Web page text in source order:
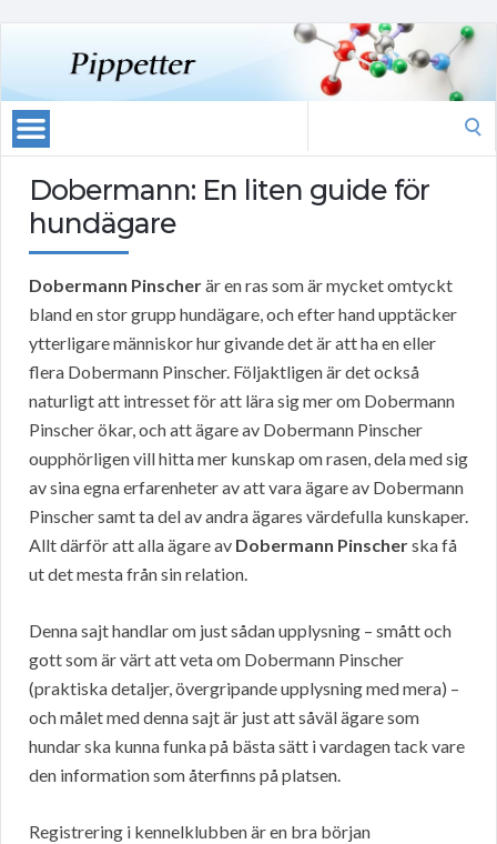
Dobermann: En liten guide för
hundägare
Dobermann Pinscherär en ras som är mycket omtyckt
bland en stor grupp hundägare, och efter hand upptäcker
ytterligare människor hur givande det är att ha en eller
flera Dobermann Pinscher. Följaktligen är det också
naturligt att intresset för att lära sig mer om Dobermann
Pinscher ökar, och att ägare av Dobermann Pinscher
oupphörligen vill hitta mer kunskap om rasen, dela med sig
av sina egna erfarenheter av att vara ägare av Dobermann
Pinscher samt ta del av andra ägares värdefulla kunskaper.
Allt därför att alla ägare av Dobermann Pinscherska få
ut det mesta från sin relation.
Denna sajt handlar om just sådan upplysning – smått och
gott som är värt att veta om Dobermann Pinscher
(praktiska detaljer, övergripande upplysning med mera) –
och målet med denna sajt är just att såväl ägare som
hundar ska kunna funka på bästa sätt i vardagen tack vare
den information som återfinns på platsen.
Registrering i kennelklubben är en bra början